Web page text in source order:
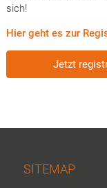
sich!
Hier geht es zur
Jetzt
SITEMAP